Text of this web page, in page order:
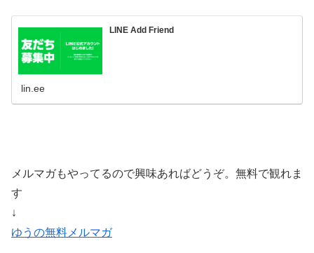
LINE Add Friend
lin.ee
メルマガもやってるので興味あればどうぞ。無料で観れま
す
↓
ゆうの無料メルマガ